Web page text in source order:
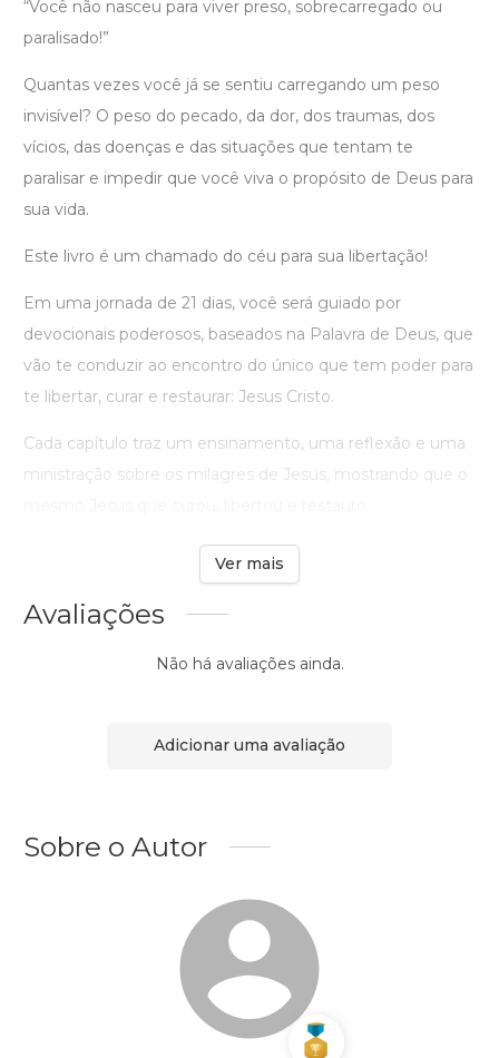
“Você não nasceu para viver preso, sobrecarregado ou
paralisado!”
Quantas vezes você já se sentiu carregando um peso
invisível? O peso do pecado, da dor, dos traumas, dos
vícios, das doenças e das situações que tentam te
paralisar e impedir que você viva o propósito de Deus para
sua vida.
Este livro é um chamado do céu para sua libertação!
Em uma jornada de 21 dias, você será guiado por
devocionais poderosos, baseados na Palavra de Deus, que
vão te conduzir ao encontro do único que tem poder para
te libertar, curar e restaurar: Jesus Cristo.
Cada capítulo traz um ensinamento, uma reflexão e uma
ministração sobre os milagres de Jesus, mostrando que o
Ver mais
Avaliações
Não há avaliações ainda.
Adicionar uma avaliação
Sobre o Autor